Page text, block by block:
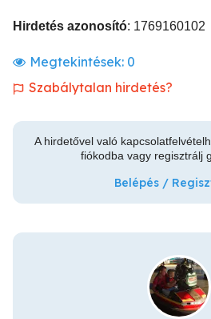
Hirdetés azonosító: 1769160102
Megtekintések: 0
Szabálytalan hirdetés?
A hirdetővel való
fiókodba vagy regisztrálj
Belépés /